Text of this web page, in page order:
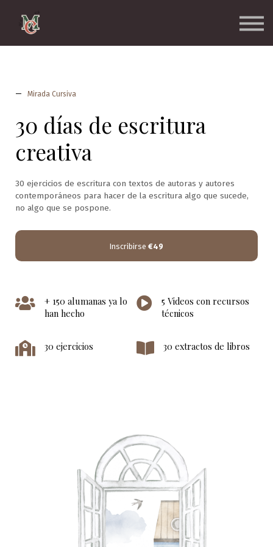
— Mirada Cursiva
30 días de escritura
creativa
30 ejercicios de escritura con textos de autoras y autores
contemporáneos para hacer de la escritura algo que sucede,
no algo que se pospone.
Inscribirse €49
+ 150 alumanas ya lo
han hecho
5 Videos con recursos
técnicos
30 ejercicios 30 extractos de libros